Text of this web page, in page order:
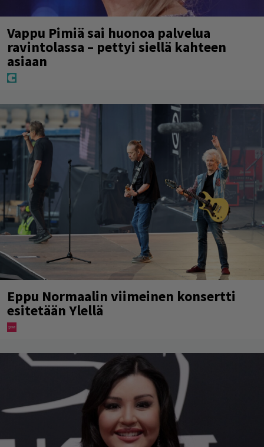
Vappu Pimiä sai huonoa palvelua
ravintolassa – pettyi siellä kahteen
asiaan
Eppu Normaalin viimeinen konsertti
esitetään Ylellä